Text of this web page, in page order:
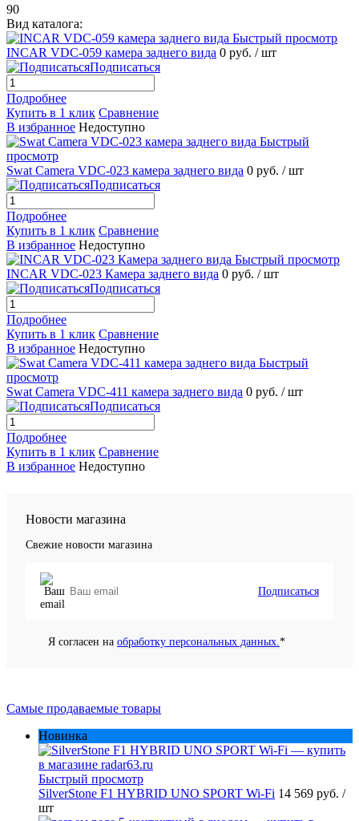
90
Вид каталога:
Быстрый просмотр
INCAR VDC-059 камера заднего вида 0 руб. / шт
Подписаться
Подробнее
Купить в 1 клик Сравнение
В избранное Недоступно
Быстрый
просмотр
Swat Camera VDC-023 камера заднего вида 0 руб. / шт
Подписаться
Подробнее
Купить в 1 клик Сравнение
В избранное Недоступно
Быстрый просмотр
INCAR VDC-023 Камера заднего вида 0 руб. / шт
Подписаться
Подробнее
Купить в 1 клик Сравнение
В избранное Недоступно
Быстрый
просмотр
Swat Camera VDC-411 камера заднего вида 0 руб. / шт
Подписаться
Подробнее
Купить в 1 клик Сравнение
В избранное Недоступно
Новости магазина
Свежие новости магазина
Подписаться
Я согласен на обработку персональных данных.*
Самые продаваемые товары
Новинка
Быстрый просмотр
SilverStone F1 HYBRID UNO SPORT Wi-Fi 14 569 руб. /
шт